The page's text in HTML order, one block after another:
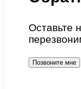
Оставьте
Позвоните мне